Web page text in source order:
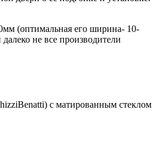
(оптимальная его ширина- 10-
не все производители
с матированным стеклом